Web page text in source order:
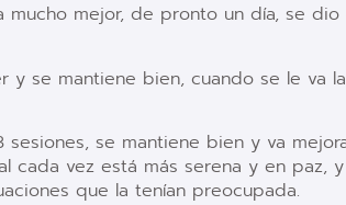
mucho mejor, de pronto un día, se
y se mantiene bien, cuando se le va
sesiones, se mantiene bien y va
cada vez está más serena y en paz,
que la tenían preocupada.